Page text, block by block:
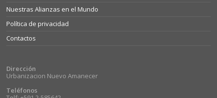
Nuestras Alianzas en el Mundo
Política de privacidad
Contactos
Dirección
Urbanizacion Nuevo Amanecer
Teléfonos